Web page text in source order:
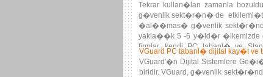
Tekrar kullan�lan zamanla
g�venlik sekt�r�n� de
�al��mas� g�venlik
yakla��k 5 -6 y�ld�r �lkemizde
firmlar, kendi PC tabanl� ve
�al��maktad�rlar. G�r�nt�
kay�t cihazlar� art�k herkes
VGuard PC tabanl� dijital kay�t ve
VGuard'�n Dijital Sistemlere
biridir. VGuard, g�venlik